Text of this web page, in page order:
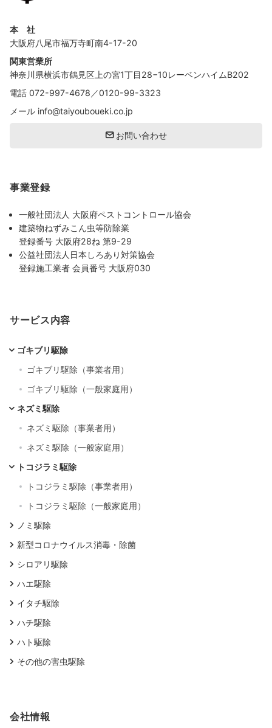
本 社
大阪府八尾市福万寺町南4-17-20
関東営業所
神奈川県横浜市鶴見区上の宮1丁目28−10レーベンハイムB202
電話 072-997-4678 ／0120-99-3323
メール info@taiyouboueki.co.jp
お問い合わせ
事業登録
一般社団法人 大阪府ペストコントロール協会
建築物ねずみこん虫等防除業
登録番号 大阪府28ね 第9-29
公益社団法人日本しろあり対策協会
登録施工業者 会員番号 大阪府030
サービス内容
ゴキブリ駆除
ゴキブリ駆除（事業者用）
ゴキブリ駆除（一般家庭用）
ネズミ駆除
ネズミ駆除（事業者用）
ネズミ駆除（一般家庭用）
トコジラミ駆除
トコジラミ駆除（事業者用）
トコジラミ駆除（一般家庭用）
ノミ駆除
新型コロナウイルス消毒・除菌
シロアリ駆除
ハエ駆除
イタチ駆除
ハチ駆除
ハト駆除
その他の害虫駆除
会社情報